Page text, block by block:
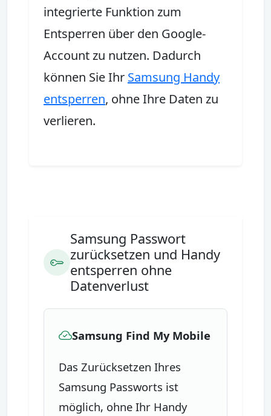
integrierte Funktion zum
Entsperren über den Google-
Account zu nutzen. Dadurch
können Sie Ihr Samsung Handy
entsperren, ohne Ihre Daten zu
verlieren.
Samsung Passwort
zurücksetzen und Handy
entsperren ohne
Datenverlust
Samsung Find My Mobile
Das Zurücksetzen Ihres
Samsung Passworts ist
möglich, ohne Ihr Handy